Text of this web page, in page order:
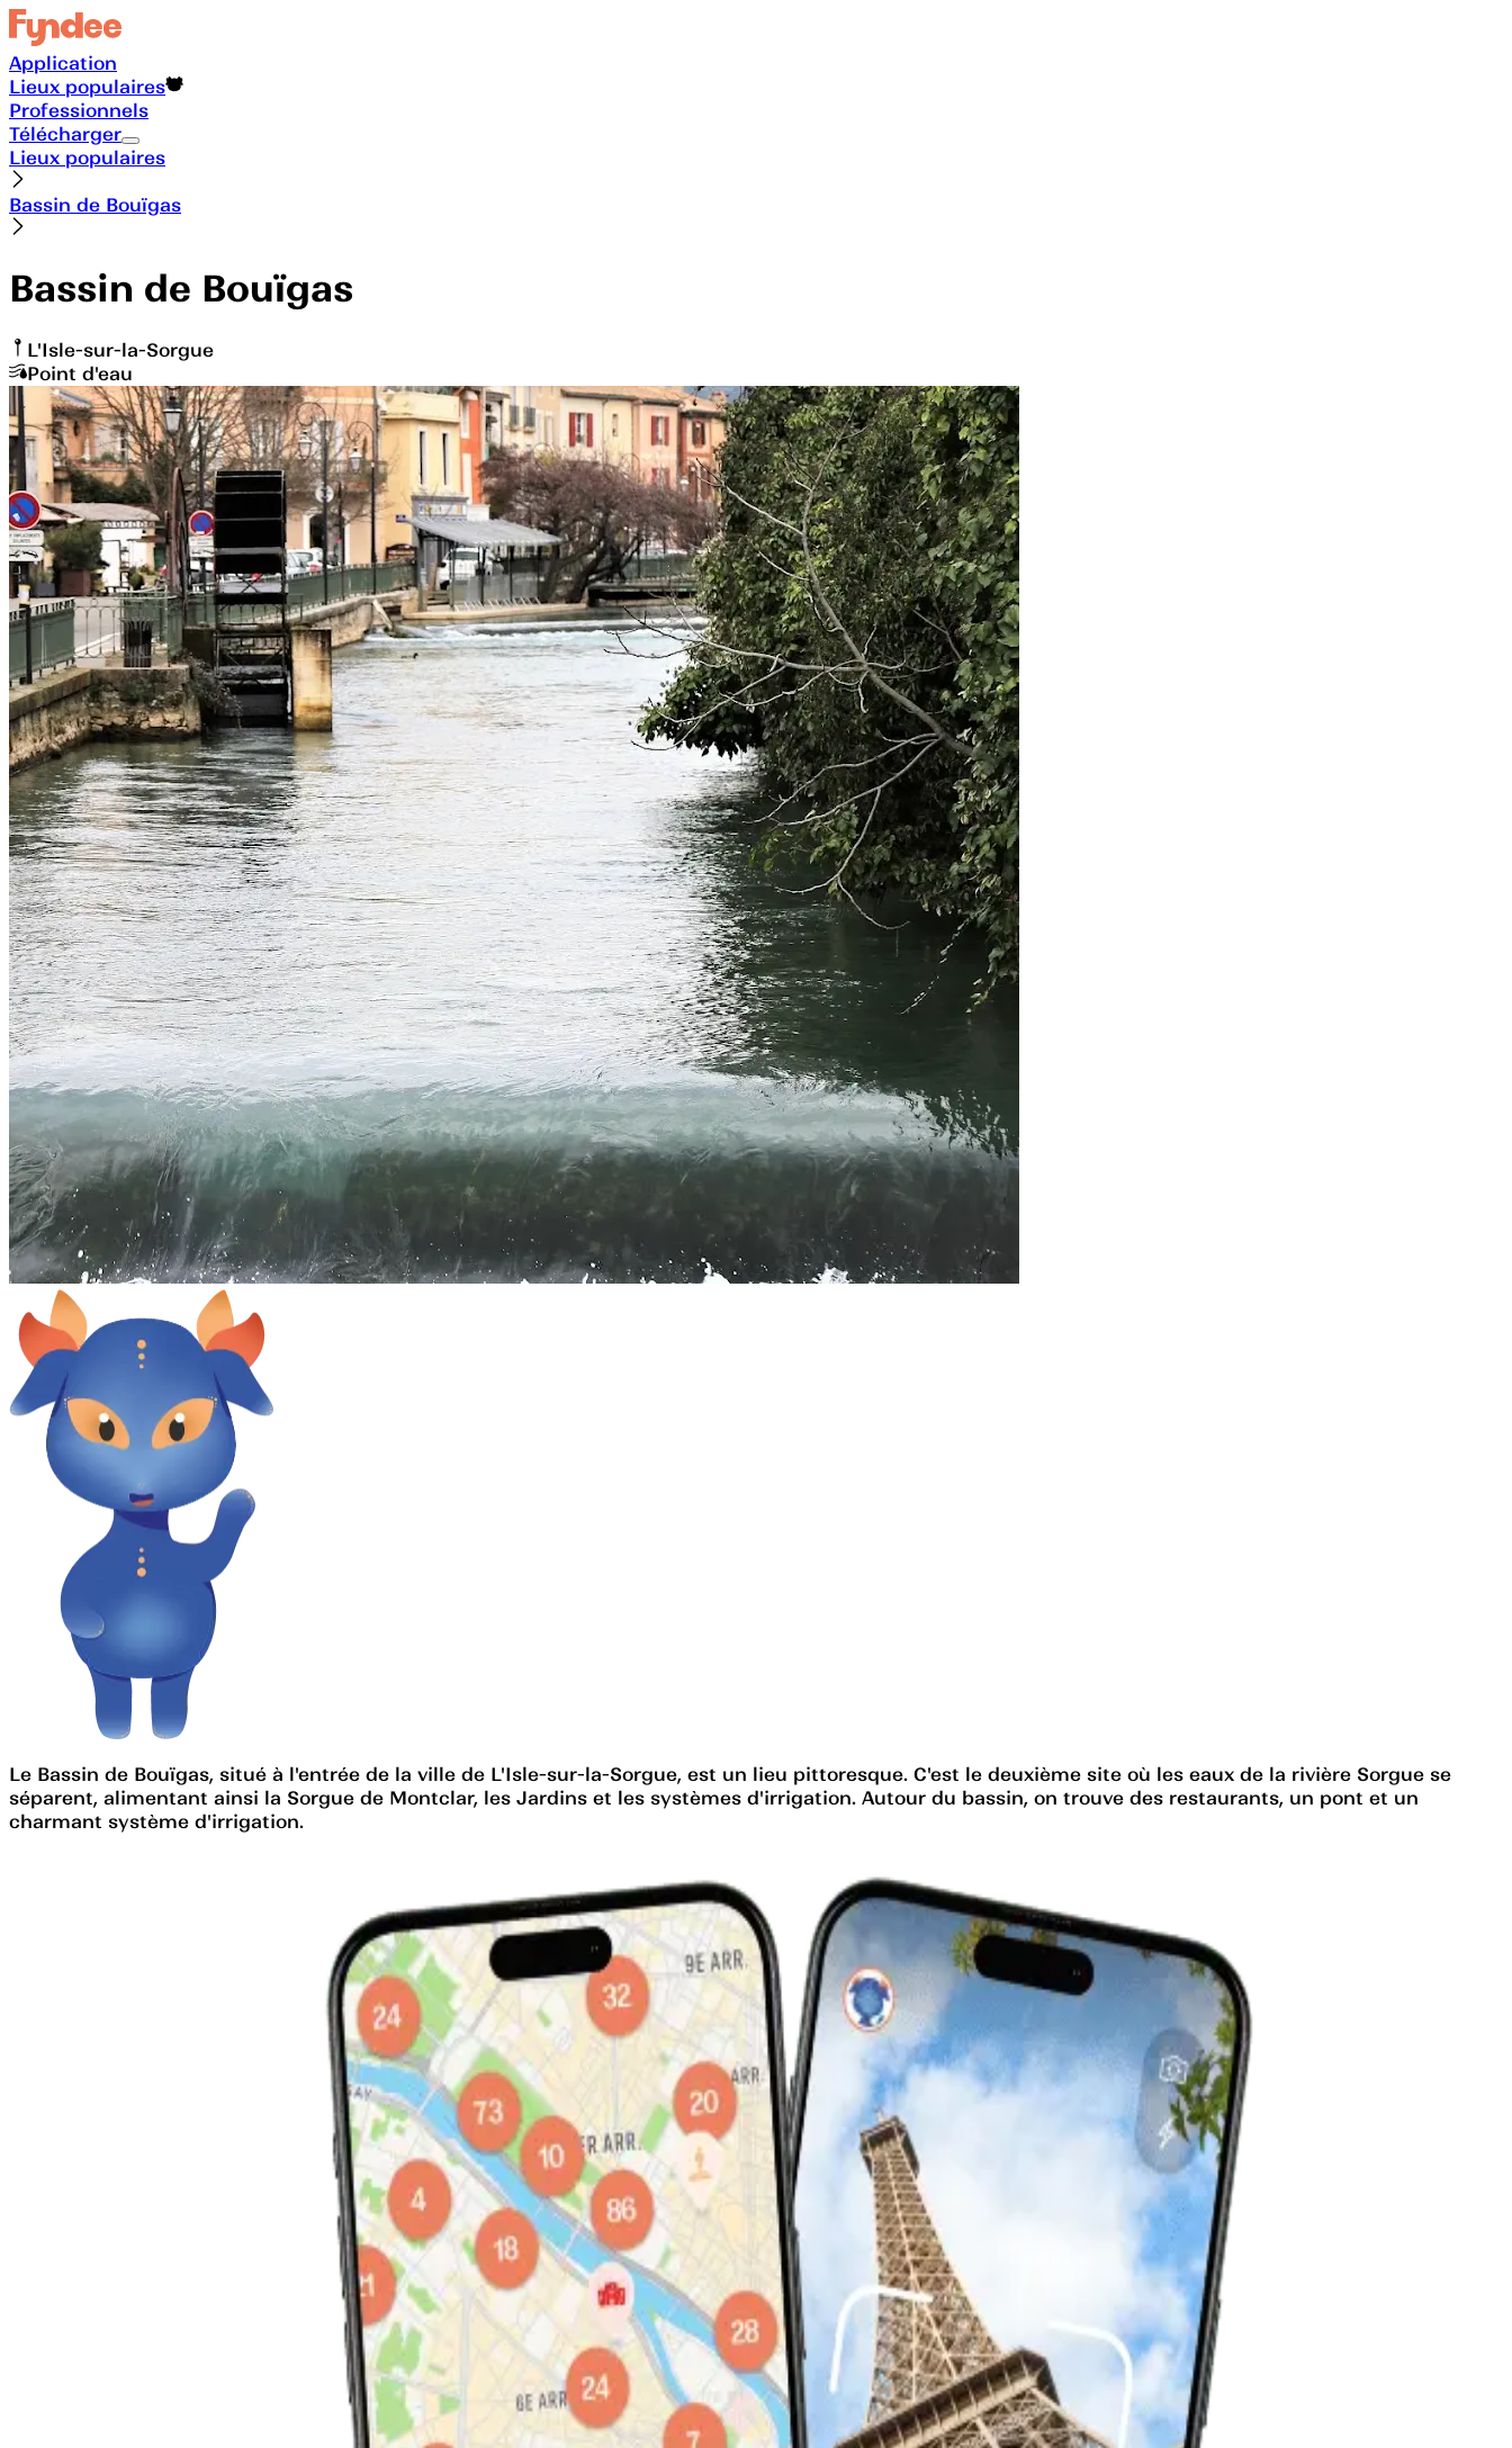
Application
Lieux populaires
Professionnels
Télécharger
Lieux populaires
Bassin de Bouïgas
Bassin de Bouïgas
L'Isle-sur-la-Sorgue
Point d'eau
Le Bassin de Bouïgas, situé à l'entrée de la ville de L'Isle-sur-la-Sorgue, est un lieu pittoresque. C'est le deuxième site où les eaux de la rivière Sorgue se
séparent, alimentant ainsi la Sorgue de Montclar, les Jardins et les systèmes d'irrigation. Autour du bassin, on trouve des restaurants, un pont et un
charmant système d'irrigation.